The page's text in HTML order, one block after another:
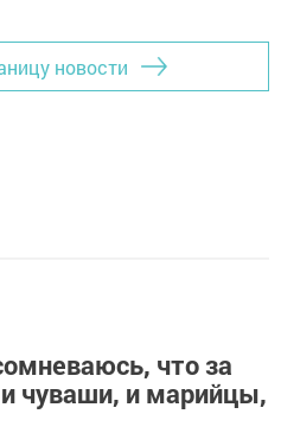
новости
что за
чуваши, и марийцы,